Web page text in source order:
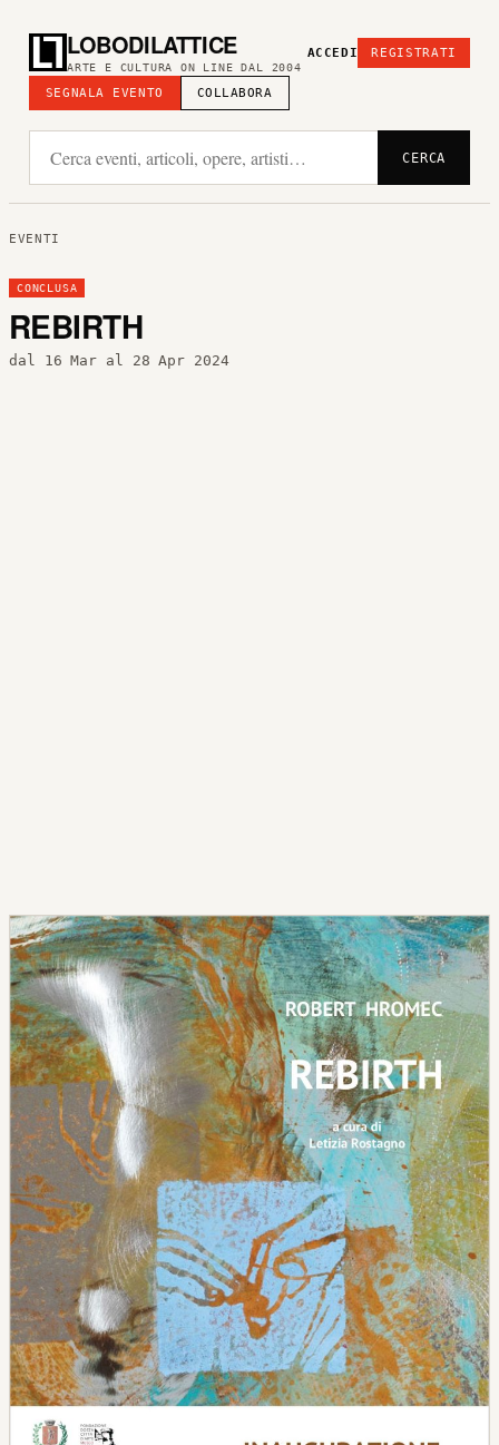
LOBODILATTICE
ARTE E CULTURA ON LINE DAL 2004
SEGNALA EVENTO COLLABORA
ACCEDI REGISTRATI
CERCA
EVENTI
CONCLUSA
REBIRTH
dal 16 Mar al 28 Apr 2024